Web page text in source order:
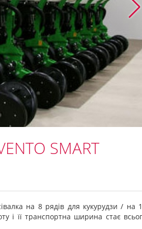
SMART
на 8 рядів для кукурудзи / на
і її транспортна ширина стає